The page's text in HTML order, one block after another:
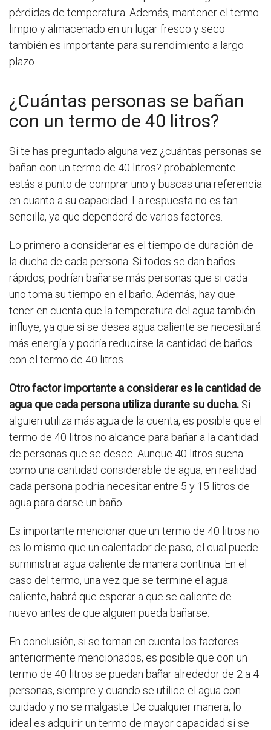
pérdidas de temperatura. Además, mantener el termo
limpio y almacenado en un lugar fresco y seco
también es importante para su rendimiento a largo
plazo.
¿Cuántas personas se bañan
con un termo de 40 litros?
Si te has preguntado alguna vez ¿cuántas personas se
bañan con un termo de 40 litros? probablemente
estás a punto de comprar uno y buscas una referencia
en cuanto a su capacidad. La respuesta no es tan
sencilla, ya que dependerá de varios factores.
Lo primero a considerar es el tiempo de duración de
la ducha de cada persona. Si todos se dan baños
rápidos, podrían bañarse más personas que si cada
uno toma su tiempo en el baño. Además, hay que
tener en cuenta que la temperatura del agua también
influye, ya que si se desea agua caliente se necesitará
más energía y podría reducirse la cantidad de baños
con el termo de 40 litros.
Otro factor importante a considerar es la cantidad de
agua que cada persona utiliza durante su ducha. Si
alguien utiliza más agua de la cuenta, es posible que el
termo de 40 litros no alcance para bañar a la cantidad
de personas que se desee. Aunque 40 litros suena
como una cantidad considerable de agua, en realidad
cada persona podría necesitar entre 5 y 15 litros de
agua para darse un baño.
Es importante mencionar que un termo de 40 litros no
es lo mismo que un calentador de paso, el cual puede
suministrar agua caliente de manera continua. En el
caso del termo, una vez que se termine el agua
caliente, habrá que esperar a que se caliente de
nuevo antes de que alguien pueda bañarse.
En conclusión, si se toman en cuenta los factores
anteriormente mencionados, es posible que con un
termo de 40 litros se puedan bañar alrededor de 2 a 4
personas, siempre y cuando se utilice el agua con
cuidado y no se malgaste. De cualquier manera, lo
ideal es adquirir un termo de mayor capacidad si se